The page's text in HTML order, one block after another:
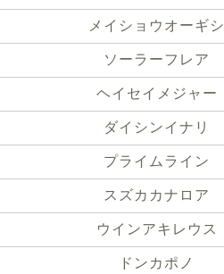
メイショウオーギシ
ソーラーフレア
ヘイセイメジャー
ダイシンイナリ
プライムライン
スズカカナロア
ウインアキレウス
ドンカポノ